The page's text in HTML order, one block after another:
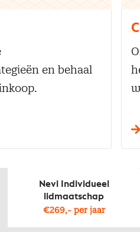
en behaal
Nevi Individueel
lidmaatschap
€269,- per jaar